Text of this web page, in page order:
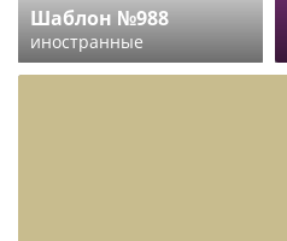
Шаблон №988
иностранные